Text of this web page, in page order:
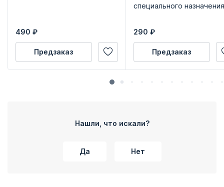
490 ₽
Предзаказ
специального
290 ₽
Предзаказ
Нашли, что искали?
Да Нет